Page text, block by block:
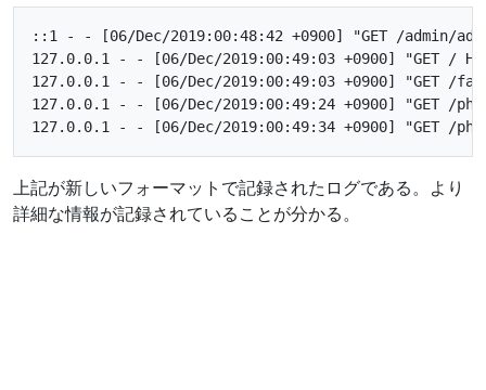
::1 - - [06/Dec/2019:00:48:42 +0900] "GET /admin/
127.0.0.1 - - [06/Dec/2019:00:49:03 +0900] "GET /
127.0.0.1 - - [06/Dec/2019:00:49:03 +0900] "GET /
127.0.0.1 - - [06/Dec/2019:00:49:24 +0900] "GET /
上記が新しいフォーマットで記録されたログである。より
詳細な情報が記録されていることが分かる。